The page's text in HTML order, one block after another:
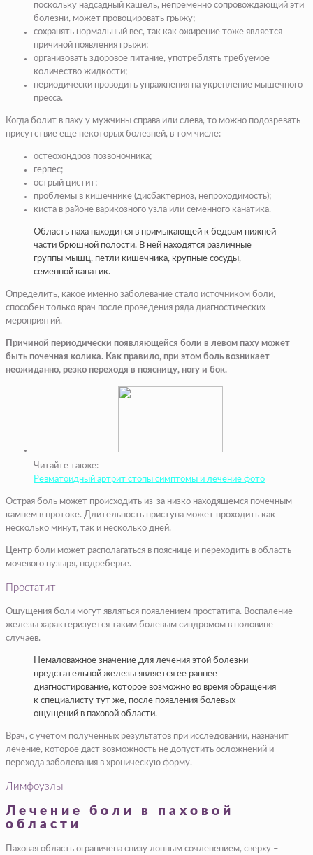
поскольку надсадный кашель, непременно сопровождающий эти
болезни, может провоцировать грыжу;
сохранять нормальный вес, так как ожирение тоже является
причиной появления грыжи;
организовать здоровое питание, употреблять требуемое
количество жидкости;
периодически проводить упражнения на укрепление мышечного
пресса.
Когда болит в паху у мужчины справа или слева, то можно подозревать
присутствие еще некоторых болезней, в том числе:
остеохондроз позвоночника;
герпес;
острый цистит;
проблемы в кишечнике (дисбактериоз, непроходимость);
киста в районе варикозного узла или семенного канатика.
Область паха находится в примыкающей к бедрам нижней
части брюшной полости. В ней находятся различные
группы мышц, петли кишечника, крупные сосуды,
семенной канатик.
Определить, какое именно заболевание стало источником боли,
способен только врач после проведения ряда диагностических
мероприятий.
Причиной периодически появляющейся боли в левом паху может
быть почечная колика. Как правило, при этом боль возникает
неожиданно, резко переходя в поясницу, ногу и бок.
Читайте также:
Ревматоидный артрит стопы симптомы и лечение фото
Острая боль может происходить из-за низко находящемся почечным
камнем в протоке. Длительность приступа может проходить как
несколько минут, так и несколько дней.
Центр боли может располагаться в пояснице и переходить в область
мочевого пузыря, подреберье.
Простатит
Ощущения боли могут являться появлением простатита. Воспаление
железы характеризуется таким болевым синдромом в половине
случаев.
Немаловажное значение для лечения этой болезни
предстательной железы является ее раннее
диагностирование, которое возможно во время обращения
к специалисту тут же, после появления болевых
ощущений в паховой области.
Врач, с учетом полученных результатов при исследовании, назначит
лечение, которое даст возможность не допустить осложнений и
перехода заболевания в хроническую форму.
Лимфоузлы
Лечение боли в паховой
области
Паховая область ограничена снизу лонным сочленением, сверху –